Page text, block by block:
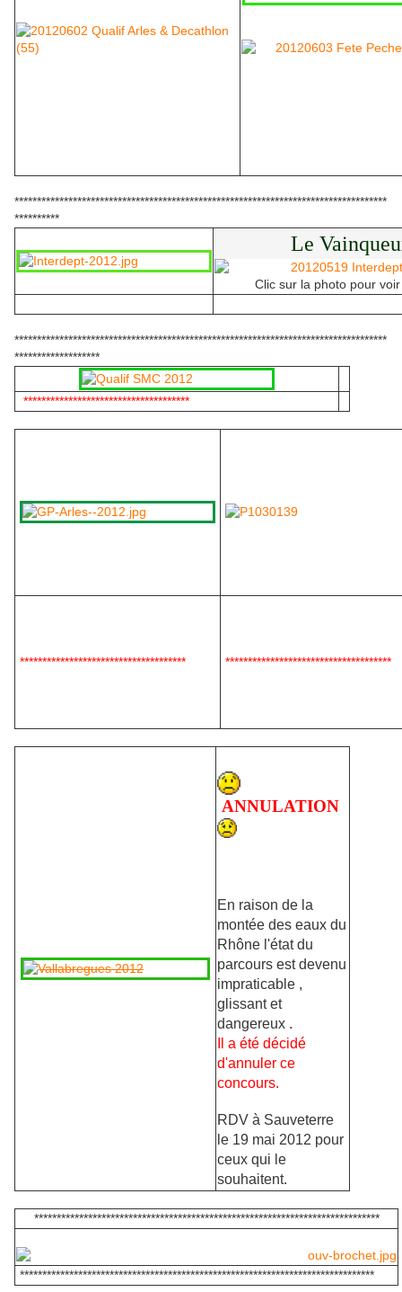
***********************************************************************************
**********
Le
Clic sur la photo pour
***********************************************************************************
*******************
*************************************
************************************* *************************************
ANNULATION
En raison de la
montée des eaux du
Rhône l'état du
parcours est devenu
impraticable ,
glissant et
dangereux .
Il a été décidé
d'annuler ce
concours.
RDV à Sauveterre
le 19 mai 2012 pour
ceux qui le
souhaitent.
*****************************************************************************
*******************************************************************************